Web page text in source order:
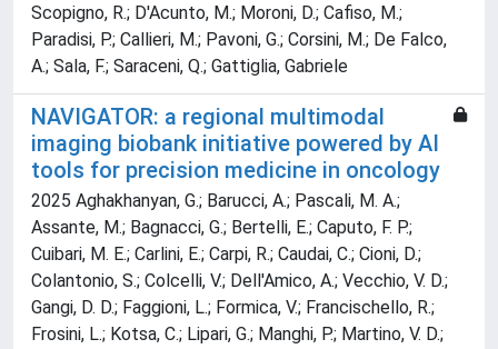
Scopigno, R.; D'Acunto, M.; Moroni, D.; Cafiso, M.;
Paradisi, P.; Callieri, M.; Pavoni, G.; Corsini, M.; De Falco,
A.; Sala, F.; Saraceni, Q.; Gattiglia, Gabriele
NAVIGATOR: a regional multimodal
imaging biobank initiative powered by AI
tools for precision medicine in oncology
2025 Aghakhanyan, G.; Barucci, A.; Pascali, M. A.;
Assante, M.; Bagnacci, G.; Bertelli, E.; Caputo, F. P.;
Cuibari, M. E.; Carlini, E.; Carpi, R.; Caudai, C.; Cioni, D.;
Colantonio, S.; Colcelli, V.; Dell'Amico, A.; Vecchio, V. D.;
Gangi, D. D.; Faggioni, L.; Formica, V.; Francischello, R.;
Frosini, L.; Kotsa, C.; Lipari, G.; Manghi, P.; Martino, V. D.;